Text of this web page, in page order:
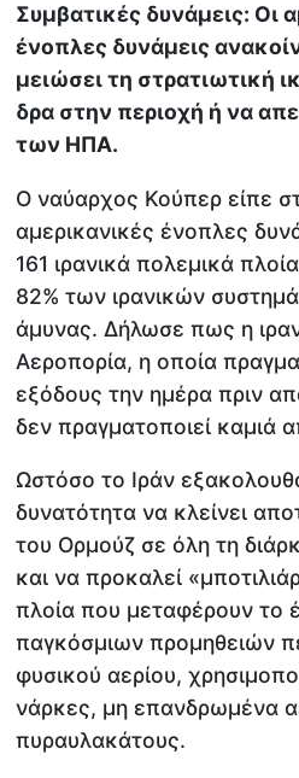
Συμβατικές δυνάμεις: Οι
ένοπλες δυνάμεις
μειώσει τη στρατιωτική
δρα στην περιοχή ή να
των ΗΠΑ.
Ο ναύαρχος Κούπερ είπε
αμερικανικές ένοπλες
161 ιρανικά πολεμικά
82% των ιρανικών
άμυνας. Δήλωσε πως η
Αεροπορία, η οποία
εξόδους την ημέρα πριν
δεν πραγματοποιεί καμιά
Ωστόσο το Ιράν
δυνατότητα να κλείνει
του Ορμούζ σε όλη τη
και να προκαλεί
πλοία που μεταφέρουν το
παγκόσμιων προμηθειών
φυσικού αερίου,
νάρκες, μη επανδρωμένα
πυραυλακάτους.